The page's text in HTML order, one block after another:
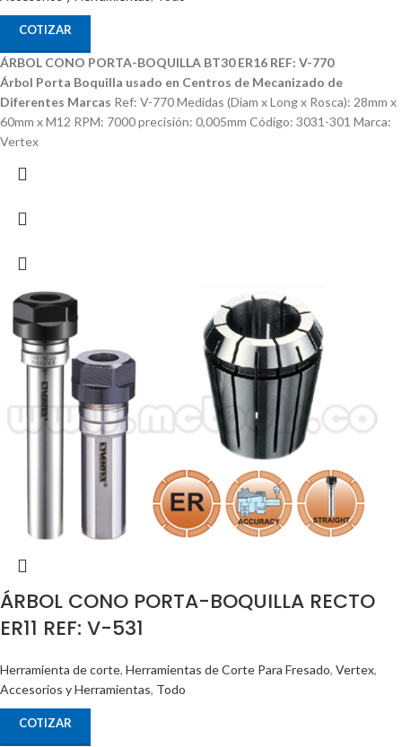
COTIZAR
ÁRBOL CONO PORTA-BOQUILLA BT30 ER16 REF: V-770
Árbol Porta Boquilla usado en Centros de Mecanizado de
Diferentes Marcas Ref: V-770 Medidas (Diam x Long x Rosca): 28mm x
60mm x M12 RPM: 7000 precisión: 0,005mm Código: 3031-301 Marca:
Vertex
ÁRBOL CONO PORTA-BOQUILLA RECTO
ER11 REF: V-531
Herramienta de corte, Herramientas de Corte Para Fresado, Vertex,
Accesorios y Herramientas, Todo
COTIZAR